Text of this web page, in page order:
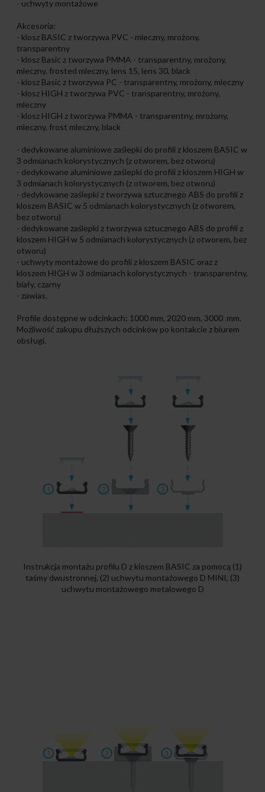
- uchwyty montażowe
Akcesoria:
- klosz BASIC z tworzywa PVC - mleczny, mrożony,
transparentny
- klosz Basic z tworzywa PMMA - transparentny, mrożony,
mleczny, frosted mleczny, lens 15, lens 30, black
- klosz Basic z tworzywa PC - transparentny, mrożony, mleczny
- klosz HIGH z tworzywa PVC - transparentny, mrożony,
mleczny
- klosz HIGH z tworzywa PMMA - transparentny, mrożony,
mleczny, frost mleczny, black
- dedykowane aluminiowe zaślepki do profili z kloszem BASIC w
3 odmianach kolorystycznych (z otworem, bez otworu)
- dedykowane aluminiowe zaślepki do profili z kloszem HIGH w
3 odmianach kolorystycznych (z otworem, bez otworu)
- dedykowane zaślepki z tworzywa sztucznego ABS do profili z
kloszem BASIC w 5 odmianach kolorystycznych (z otworem,
bez otworu)
- dedykowane zaślepki z tworzywa sztucznego ABS do profili z
kloszem HIGH w 5 odmianach kolorystycznych (z otworem, bez
otworu)
- uchwyty montażowe do profili z kloszem BASIC oraz z
kloszem HIGH w 3 odmianach kolorystycznych - transparentny,
biały, czarny
- zawias.
Profile dostępne w odcinkach: 1000 mm, 2020 mm, 3000 mm.
Możliwość zakupu dłuższych odcinków po kontakcie z biurem
obsługi.
Instrukcja montażu profilu D z kloszem BASIC za pomocą (1)
taśmy dwustronnej, (2) uchwytu montażowego D MINI, (3)
uchwytu montażowego metalowego D